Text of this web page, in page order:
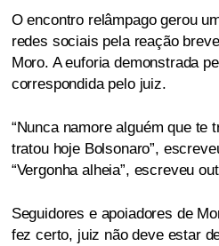
O encontro relâmpago gerou
redes sociais pela reação
Moro. A euforia demonstrada
correspondida pelo juiz.
“Nunca namore alguém que te
tratou hoje Bolsonaro”,
“Vergonha alheia”, escreveu
Seguidores e apoiadores de
fez certo, juiz não deve estar